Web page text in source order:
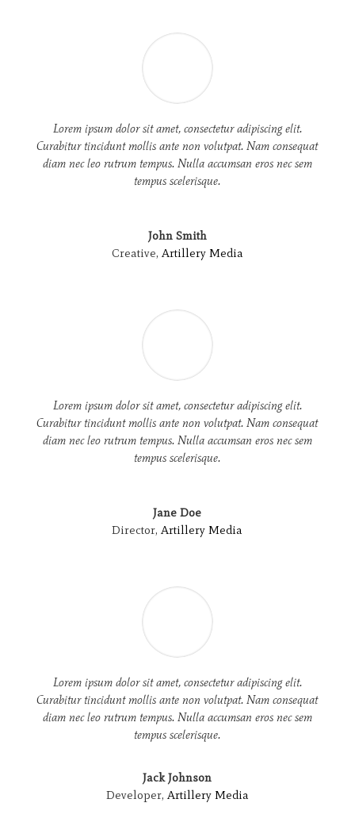
Lorem ipsum dolor sit amet, consectetur adipiscing elit.
Curabitur tincidunt mollis ante non volutpat. Nam consequat
diam nec leo rutrum tempus. Nulla accumsan eros nec sem
tempus scelerisque.
John Smith
Creative, Artillery Media
Lorem ipsum dolor sit amet, consectetur adipiscing elit.
Curabitur tincidunt mollis ante non volutpat. Nam consequat
diam nec leo rutrum tempus. Nulla accumsan eros nec sem
tempus scelerisque.
Jane Doe
Director, Artillery Media
Lorem ipsum dolor sit amet, consectetur adipiscing elit.
Curabitur tincidunt mollis ante non volutpat. Nam consequat
diam nec leo rutrum tempus. Nulla accumsan eros nec sem
tempus scelerisque.
Jack Johnson
Developer, Artillery Media